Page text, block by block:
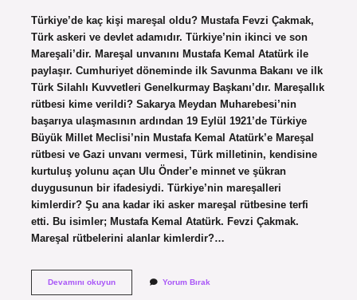
Türkiye’de kaç kişi mareşal oldu? Mustafa Fevzi Çakmak,
Türk askeri ve devlet adamıdır. Türkiye’nin ikinci ve son
Mareşali’dir. Mareşal unvanını Mustafa Kemal Atatürk ile
paylaşır. Cumhuriyet döneminde ilk Savunma Bakanı ve ilk
Türk Silahlı Kuvvetleri Genelkurmay Başkanı’dır. Mareşallık
rütbesi kime verildi? Sakarya Meydan Muharebesi’nin
başarıya ulaşmasının ardından 19 Eylül 1921’de Türkiye
Büyük Millet Meclisi’nin Mustafa Kemal Atatürk’e Mareşal
rütbesi ve Gazi unvanı vermesi, Türk milletinin, kendisine
kurtuluş yolunu açan Ulu Önder’e minnet ve şükran
duygusunun bir ifadesiydi. Türkiye’nin mareşalleri
kimlerdir? Şu ana kadar iki asker mareşal rütbesine terfi
etti. Bu isimler; Mustafa Kemal Atatürk. Fevzi Çakmak.
Mareşal rütbelerini alanlar kimlerdir?…
Devamını okuyunTürkiyede
Yorum Bırak